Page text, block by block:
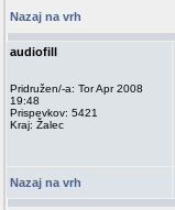
Nazaj na vrh
audiofill
Pridružen/-a: Tor Apr 2008
19:48
Prispevkov: 5421
Kraj: Žalec
Nazaj na vrh